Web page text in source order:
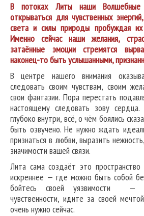
В потоках Литы наши
открываться для чувственных
света и силы природы пробуждая
Именно сейчас наши желания,
затаённые эмоции стремятся
наконец-то быть услышанными,
В центре нашего внимания
следовать своим чувствам, своим
свои фантазии. Пора перестать
настоящему следовать зову
глубоко внутри, всё, о чём боялись
быть озвучено. Не нужно ждать
признаться в любви, выразить
значимости вашей связи.
Лита сама создаёт это
искреннее — где можно быть собой
бойтесь своей уязвимости —
чувственности, идите за своей
очень нужно сейчас.